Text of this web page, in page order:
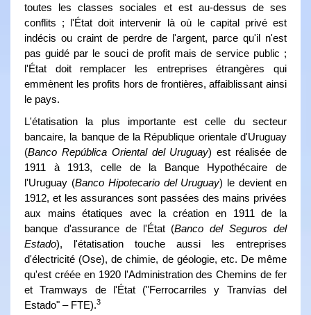
toutes les classes sociales et est au-dessus de ses
conflits ; l'État doit intervenir là où le capital privé est
indécis ou craint de perdre de l'argent, parce qu'il n'est
pas guidé par le souci de profit mais de service public ;
l'État doit remplacer les entreprises étrangères qui
emmènent les profits hors de frontières, affaiblissant ainsi
le pays.
L'étatisation la plus importante est celle du secteur
bancaire, la banque de la République orientale d'Uruguay
(Banco República Oriental del Uruguay) est réalisée de
1911 à 1913, celle de la Banque Hypothécaire de
l'Uruguay (Banco Hipotecario del Uruguay) le devient en
1912, et les assurances sont passées des mains privées
aux mains étatiques avec la création en 1911 de la
banque d'assurance de l'État (Banco del Seguros del
Estado), l'étatisation touche aussi les entreprises
d'électricité (Ose), de chimie, de géologie, etc. De même
qu'est créée en 1920 l'Administration des Chemins de fer
et Tramways de l'État ("Ferrocarriles y Tranvías del
Estado" – FTE).3